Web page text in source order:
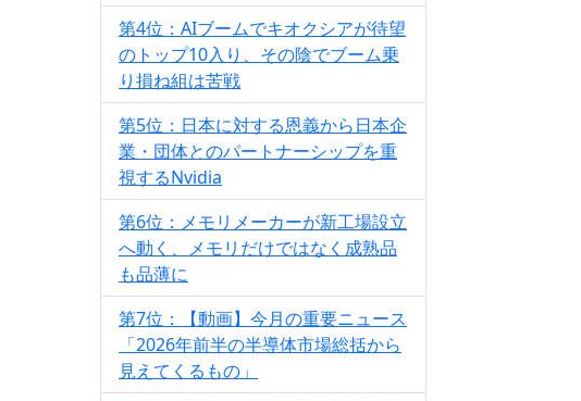
第4位：AIブームでキオクシアが待望
のトップ10入り、その陰でブーム乗
り損ね組は苦戦
第5位：日本に対する恩義から日本企
業・団体とのパートナーシップを重
視するNvidia
第6位：メモリメーカーが新工場設立
へ動く、メモリだけではなく成熟品
も品薄に
第7位：【動画】今月の重要ニュース
「2026年前半の半導体市場総括から
見えてくるもの」